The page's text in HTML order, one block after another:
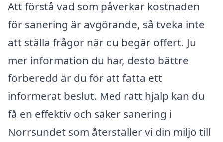
Att förstå vad som påverkar kostnaden
för sanering är avgörande, så tveka inte
att ställa frågor när du begär offert. Ju
mer information du har, desto bättre
förberedd är du för att fatta ett
informerat beslut. Med rätt hjälp kan du
få en effektiv och säker sanering i
Norrsundet som återställer vi din miljö till